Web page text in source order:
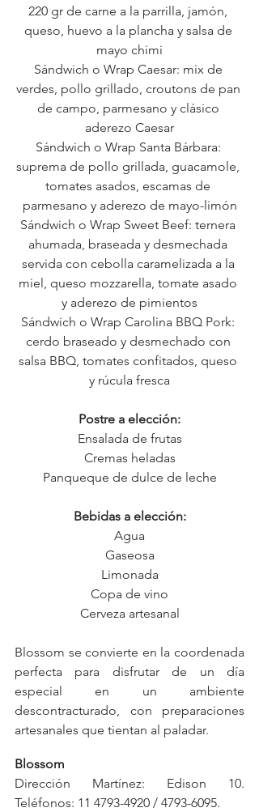
220 gr de carne a la parrilla, jamón,
queso, huevo a la plancha y salsa de
mayo chimi
Sándwich o Wrap Caesar: mix de
verdes, pollo grillado, croutons de pan
de campo, parmesano y clásico
aderezo Caesar
Sándwich o Wrap Santa Bárbara:
suprema de pollo grillada, guacamole,
tomates asados, escamas de
parmesano y aderezo de mayo-limón
Sándwich o Wrap Sweet Beef: ternera
ahumada, braseada y desmechada
servida con cebolla caramelizada a la
miel, queso mozzarella, tomate asado
y aderezo de pimientos
Sándwich o Wrap Carolina BBQ Pork:
cerdo braseado y desmechado con
salsa BBQ, tomates confitados, queso
y rúcula fresca
Postre a elección:
Ensalada de frutas
Cremas heladas
Panqueque de dulce de leche
Bebidas a elección:
Agua
Gaseosa
Limonada
Copa de vino
Cerveza artesanal
Blossom se convierte en la coordenada
perfecta para disfrutar de un día
especial en un ambiente
descontracturado, con preparaciones
artesanales que tientan al paladar.
Blossom
Dirección Martínez: Edison 10.
Teléfonos: 11 4793-4920 / 4793-6095.